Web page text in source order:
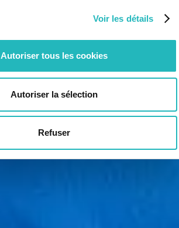
Voir les détails
Autoriser tous les cookies
Autoriser la sélection
Refuser